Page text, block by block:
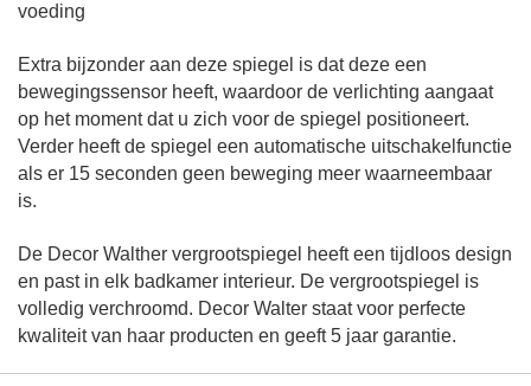
voeding
Extra bijzonder aan deze spiegel is dat deze een
bewegingssensor heeft, waardoor de verlichting aangaat
op het moment dat u zich voor de spiegel positioneert.
Verder heeft de spiegel een automatische uitschakelfunctie
als er 15 seconden geen beweging meer waarneembaar
is.
De Decor Walther vergrootspiegel heeft een tijdloos design
en past in elk badkamer interieur. De vergrootspiegel is
volledig verchroomd. Decor Walter staat voor perfecte
kwaliteit van haar producten en geeft 5 jaar garantie.